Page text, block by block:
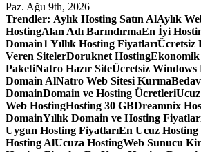
Paz. Ağu 9th, 2026
Trendler: Aylık Hosting Satın AlAylık
HostingAlan Adı BarındırmaEn İyi
Domain1 Yıllık Hosting FiyatlarıÜcretsiz
Veren SitelerDoruknet Hosting
PaketiNatro Hazır SiteÜcretsiz Windows
Domain AlNatro Web Sitesi Kurma
DomainDomain ve Hosting Ücretleri
Web HostingHosting 30 GBDreamnix
DomainYıllık Domain ve Hosting
Uygun Hosting FiyatlarıEn Ucuz Hosting
Hosting AlUcuza HostingWeb Sunucu